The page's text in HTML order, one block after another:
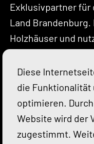
Exklusivpartner für
Land Brandenburg.
Holzhäuser und
Seit 1961 liefert
Haushersteller
Deutschland.
Diese
die Funktionalität
optimieren.
Website wird der
zugestimmt.